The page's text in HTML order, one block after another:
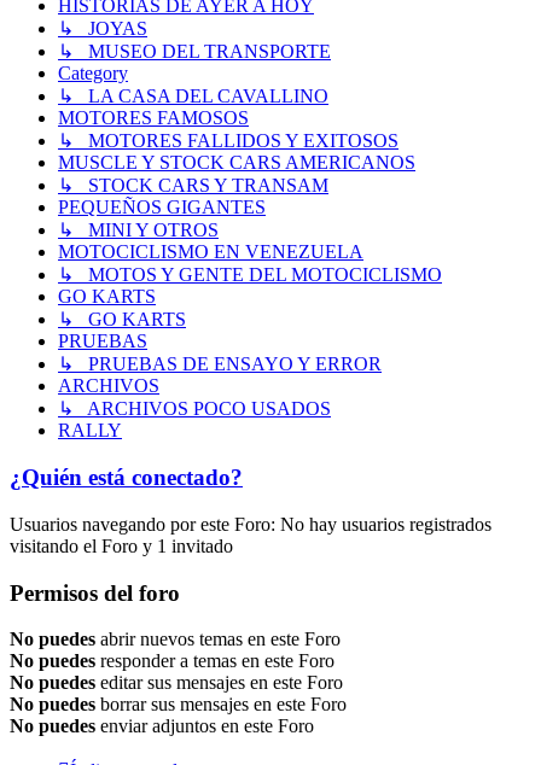
HISTORIAS DE AYER A HOY
↳ JOYAS
↳ MUSEO DEL TRANSPORTE
Category
↳ LA CASA DEL CAVALLINO
MOTORES FAMOSOS
↳ MOTORES FALLIDOS Y EXITOSOS
MUSCLE Y STOCK CARS AMERICANOS
↳ STOCK CARS Y TRANSAM
PEQUEÑOS GIGANTES
↳ MINI Y OTROS
MOTOCICLISMO EN VENEZUELA
↳ MOTOS Y GENTE DEL MOTOCICLISMO
GO KARTS
↳ GO KARTS
PRUEBAS
↳ PRUEBAS DE ENSAYO Y ERROR
ARCHIVOS
↳ ARCHIVOS POCO USADOS
RALLY
¿Quién está conectado?
Usuarios navegando por este Foro: No hay usuarios registrados
visitando el Foro y 1 invitado
Permisos del foro
No puedes abrir nuevos temas en este Foro
No puedes responder a temas en este Foro
No puedes editar sus mensajes en este Foro
No puedes borrar sus mensajes en este Foro
No puedes enviar adjuntos en este Foro